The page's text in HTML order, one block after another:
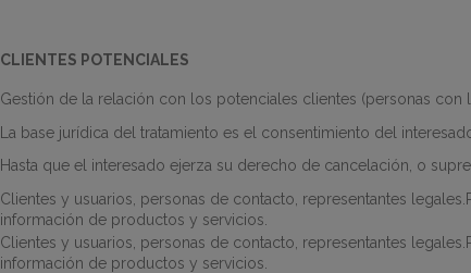
CLIENTES POTENCIALES
Gestión de la relación con los potenciales clientes (personas
La base jurídica del tratamiento es el consentimiento del
Hasta que el interesado ejerza su derecho de cancelación, o
Clientes y usuarios, personas de contacto, representantes
información de productos y servicios.
Clientes y usuarios, personas de contacto, representantes
información de productos y servicios.